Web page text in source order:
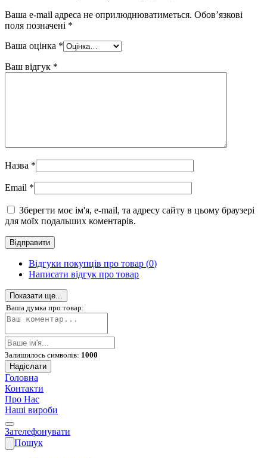
Ваша e-mail адреса не оприлюднюватиметься. Обов’язкові
поля позначені *
Ваша оцінка *
Ваш відгук *
Назва *
Email *
Зберегти моє ім'я, e-mail, та адресу сайту в цьому браузері
для моїх подальших коментарів.
Відгуки покупців про товар (0)
Написати відгук про товар
Показати ще...
Ваша думка про товар:
Залишилось символів: 1000
Надіслати
Головна
Контакти
Про Нас
Наші вироби
Зателефонувати
Пошук